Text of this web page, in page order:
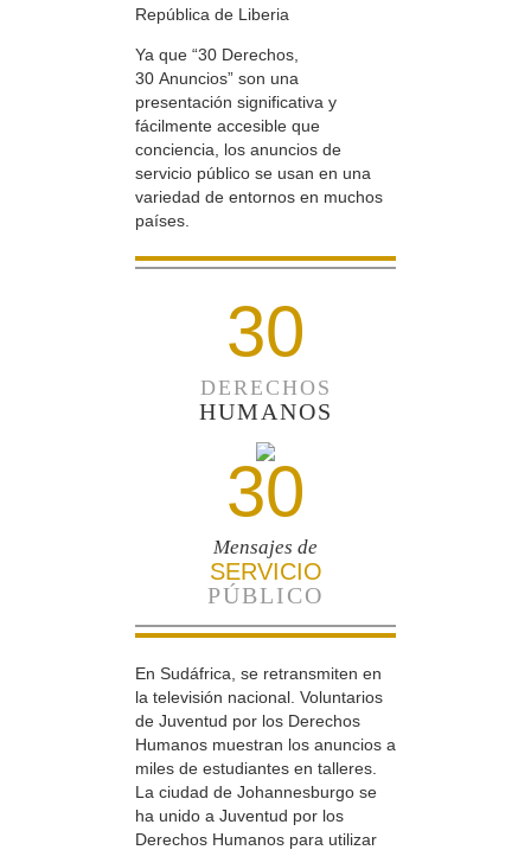
República de Liberia
Ya que “30 Derechos,
30 Anuncios” son una
presentación significativa y
fácilmente accesible que
conciencia, los anuncios de
servicio público se usan en una
variedad de entornos en muchos
países.
30
DERECHOS
HUMANOS
30
Mensajes de
SERVICIO
PÚBLICO
En Sudáfrica, se retransmiten en
la televisión nacional. Voluntarios
de Juventud por los Derechos
Humanos muestran los anuncios a
miles de estudiantes en talleres.
La ciudad de Johannesburgo se
ha unido a Juventud por los
Derechos Humanos para utilizar